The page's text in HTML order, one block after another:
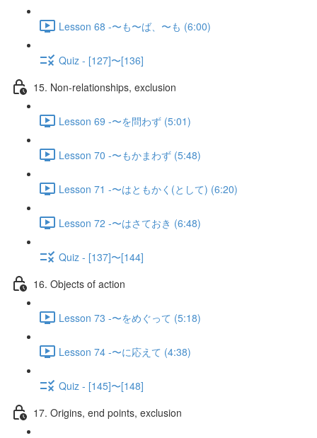
Lesson 68 -〜も〜ば、〜も (6:00)
Quiz - [127]〜[136]
15. Non-relationships, exclusion
Lesson 69 -〜を問わず (5:01)
Lesson 70 -〜もかまわず (5:48)
Lesson 71 -〜はともかく(として) (6:20)
Lesson 72 -〜はさておき (6:48)
Quiz - [137]〜[144]
16. Objects of action
Lesson 73 -〜をめぐって (5:18)
Lesson 74 -〜に応えて (4:38)
Quiz - [145]〜[148]
17. Origins, end points, exclusion